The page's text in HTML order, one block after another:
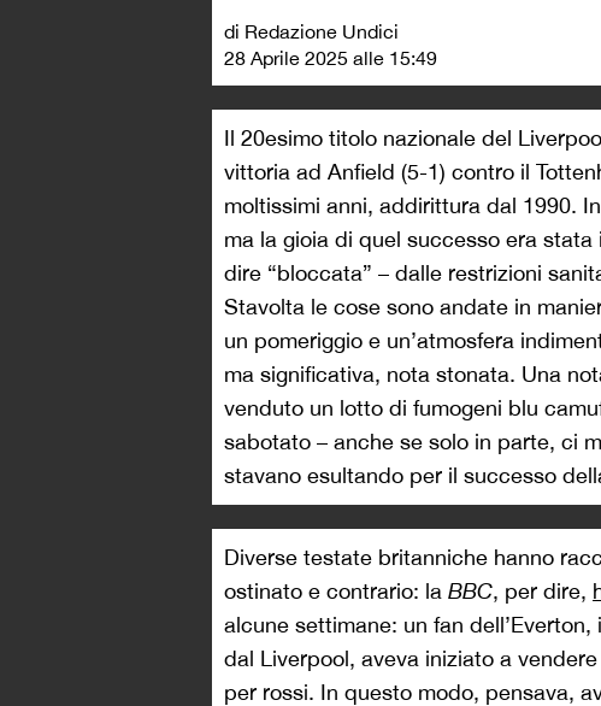
di Redazione Undici
28 Aprile 2025 alle 15:49
Il 20esimo titolo nazionale del
vittoria ad Anfield (5-1) contro il
moltissimi anni, addirittura dal 1990.
ma la gioia di quel successo era
dire “bloccata” – dalle restrizioni
Stavolta le cose sono andate in
un pomeriggio e un’atmosfera
ma significativa, nota stonata. Una
venduto un lotto di fumogeni blu
sabotato – anche se solo in parte, ci
stavano esultando per il successo
Diverse testate britanniche hanno
ostinato e contrario: la BBC, per dire,
alcune settimane: un fan
dal Liverpool, aveva iniziato a
per rossi. In questo modo, pensava,